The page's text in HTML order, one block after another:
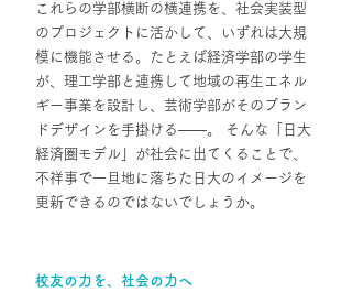
これらの学部横断の横連携を、社会実装型
のプロジェクトに活かして、いずれは大規
模に機能させる。たとえば経済学部の学生
が、理工学部と連携して地域の再生エネル
ギー事業を設計し、芸術学部がそのブラン
ドデザインを手掛ける――。 そんな「日大
経済圏モデル」が社会に出てくることで、
不祥事で一旦地に落ちた日大のイメージを
更新できるのではないでしょうか。
校友の力を、社会の力へ